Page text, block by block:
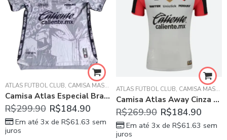
ATLAS FÚTBOL CLUB, CAMISA MASCULINA
Camisa Atlas Especial Branca 2023/24 Masculina
R$299.90 R$184.90
Em até 3x de R$61.63 sem
juros
ATLAS FÚTBOL CLUB, CAMISA MASCULINA
Camisa Atlas Away Cinza 2023/24 Masculina
R$269.90 R$184.90
Em até 3x de R$61.63 sem
juros